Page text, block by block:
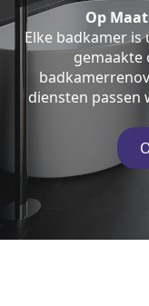
Op
Elke badkamer
gemaakte
diensten passen